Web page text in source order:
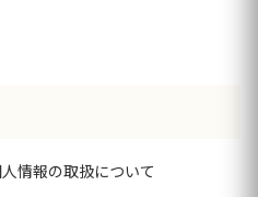
情報の取扱について